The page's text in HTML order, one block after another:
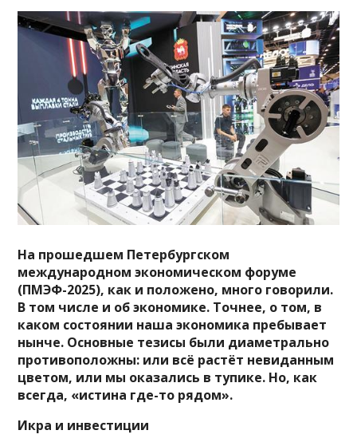
На прошедшем Петербургском
международном экономическом форуме
(ПМЭФ-2025), как и положено, много говорили.
В том числе и об экономике. Точнее, о том, в
каком состоянии наша экономика пребывает
нынче. Основные тезисы были диаметрально
противоположны: или всё растёт невиданным
цветом, или мы оказались в тупике. Но, как
всегда, «истина где-то рядом».
Икра и инвестиции